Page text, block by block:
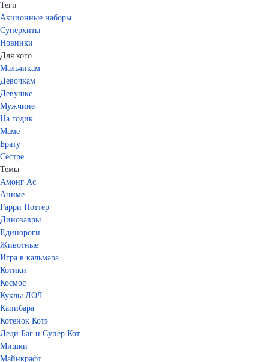
Теги
Акционные наборы
Суперхиты
Новинки
Для кого
Мальчикам
Девочкам
Девушке
Мужчине
На годик
Маме
Брату
Сестре
Темы
Амонг Ас
Аниме
Гарри Поттер
Динозавры
Единороги
Животные
Игра в кальмара
Котики
Космос
Куклы ЛОЛ
Капибара
Котенок Котэ
Леди Баг и Супер Кот
Мишки
Майнкрафт